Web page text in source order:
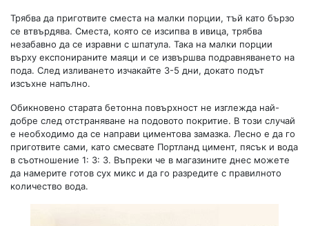
Трябва да приготвите сместа на малки порции, тъй като бързо
се втвърдява. Сместа, която се изсипва в ивица, трябва
незабавно да се изравни с шпатула. Така на малки порции
върху експонираните маяци и се извършва подравняването на
пода. След изливането изчакайте 3-5 дни, докато подът
изсъхне напълно.
Обикновено старата бетонна повърхност не изглежда най-
добре след отстраняване на подовото покритие. В този случай
е необходимо да се направи циментова замазка. Лесно е да го
приготвите сами, като смесвате Портланд цимент, пясък и вода
в съотношение 1: 3: 3. Въпреки че в магазините днес можете
да намерите готов сух микс и да го разредите с правилното
количество вода.